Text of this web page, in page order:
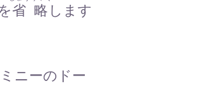
省略 します
ニーのドー